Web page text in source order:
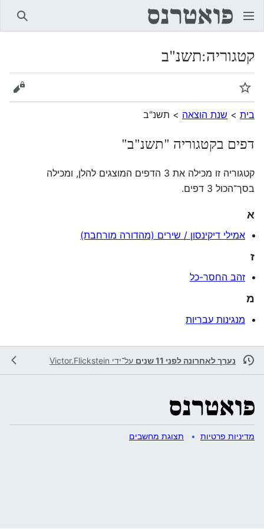
קטגוריה:תשנ"ב
מעקב
בית > שנת הוצאה > תשנ"ב
דפים בקטגוריה "תשנ"ב"
קטגוריה זו מכילה את 3 הדפים המוצגים להלן, ומכילה
בסך־הכול 3 דפים.
א
אמילי דיקינסון / שירים (מהדורה מורחבת)
ז
זהב החסר-כל
מ
מנגינות עבריות
נערך לאחרונה לפני 11 שנים על־ידי Victor.Flickstein
מדיניות פרטיות תצוגת מחשבים